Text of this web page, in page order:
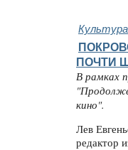
ПОЧТИ
В рамках
кино".
Лев
редактор